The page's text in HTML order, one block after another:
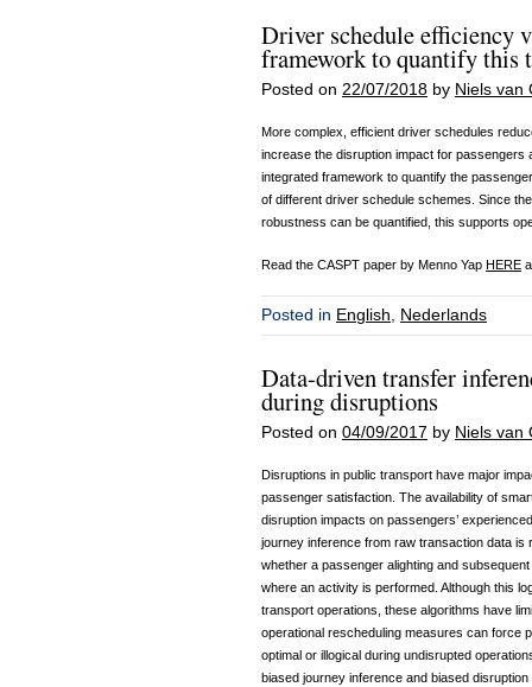
Driver schedule efficiency
framework to quantify this
Posted on 22/07/2018 by Niels van
More complex, efficient driver schedules
increase the disruption impact for
integrated framework to quantify the
of different driver schedule schemes. Since
robustness can be quantified, this supports
Read the CASPT paper by Menno Yap HERE
Posted in English, Nederlands
Data-driven transfer
during disruptions
Posted on 04/09/2017 by Niels van
Disruptions in public transport have major
passenger satisfaction. The availability of
disruption impacts on passengers’
journey inference from raw transaction data
whether a passenger alighting and
where an activity is performed. Although this
transport operations, these algorithms have
operational rescheduling measures can force
optimal or illogical during undisrupted
biased journey inference and biased